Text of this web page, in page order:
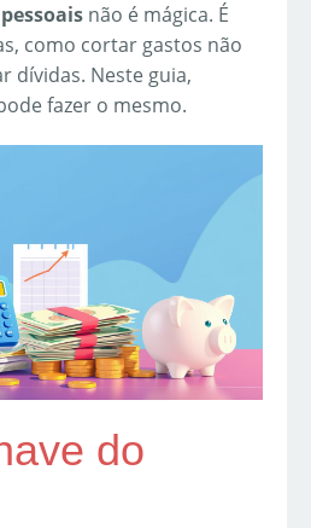
não é mágica. É
como cortar gastos não
dívidas. Neste guia,
fazer o mesmo.
do